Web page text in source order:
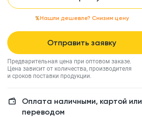
Нашли дешевле? Снизим цену
Отправить заявку
Предварительная цена при оптовом заказе.
Цена зависит от количества, производителя
и сроков поставки продукции.
Оплата наличными, картой или
переводом